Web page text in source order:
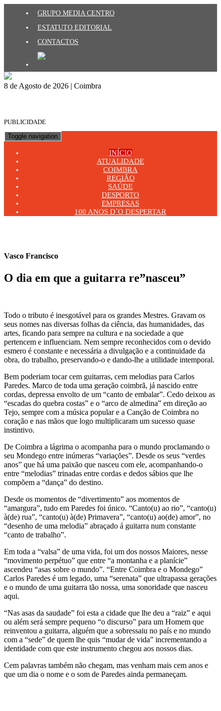
GRUPO MEDIA CENTRO
ESTATUTO EDITORIAL
CONTACTOS
8 de Agosto de 2026 | Coimbra
PUBLICIDADE
Toggle navigation
INÍCIO
ATUALIDADE
COIMBRA
REGIÃO
SAÚDE
DESPORTO
EMPRESAS
100 ANOS D´O DESPERTAR
Vasco Francisco
O dia em que a guitarra re”nasceu”
Todo o tributo é inesgotável para os grandes Mestres. Gravam os
seus nomes nas diversas folhas da ciência, das humanidades, das
artes, ficando para sempre na cultura e na sociedade a que
pertencem e influenciam. Nem sempre reconhecidos com o devido
esmero é constante e necessária a divulgação e a continuidade da
obra, do trabalho, preservando-o e dando-lhe a utilidade intemporal.
Bem poderiam tocar cem guitarras, cem melodias para Carlos
Paredes. Marco de toda uma geração coimbrã, já nascido entre
cordas, depressa envolto de um “canto de embalar”. Cedo deixou as
“escadas do quebra costas” e o “arco de almedina” em direção ao
Tejo, sempre com a música popular e a Canção de Coimbra no
coração e nas mãos que logo multiplicaram um sucesso quase
instintivo.
De Coimbra a lágrima o acompanha para o mundo proclamando o
seu Mondego entre inúmeras “variações”. Desde os seus “verdes
anos” que há uma paixão que nasceu com ele, acompanhando-o
entre “melodias” trinadas entre cordas e dedos sábios que lhe
compõem a “dança” do destino.
Desde os momentos de “divertimento” aos momentos de
“amargura”, tudo em Paredes foi único. “Canto(u) ao rio”, “canto(u)
à(de) rua”, “canto(u) à(de) Primavera”, “canto(u) ao(de) amor”, no
“desenho de uma melodia” abraçado á guitarra num constante
“canto de trabalho”.
Em toda a “valsa” de uma vida, foi um dos nossos Maiores, nesse
“movimento perpétuo” que entre “a montanha e a planície”
ascendeu “asas sobre o mundo”. “Entre Coimbra e o Mondego”
Carlos Paredes é um legado, uma “serenata” que ultrapassa gerações
e o mundo de uma guitarra tão nossa, uma sonoridade que nasceu
aqui.
“Nas asas da saudade” foi esta a cidade que lhe deu a “raiz” e aqui
ou além será sempre pequeno “o discurso” para um Homem que
reinventou a guitarra, alguém que a sobressaiu no país e no mundo
com a “sede” de quem lhe quis “mudar de vida” incrementando a
identidade com que este instrumento chegou aos nossos dias.
Cem palavras também não chegam, mas venham mais cem anos e
que um dia o nome e o som de Paredes ainda permaneçam.